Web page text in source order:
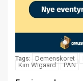
Tags: Demenskoret
Kim Wigaard
PAN